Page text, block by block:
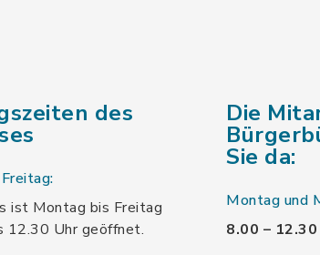
des
ist Montag bis Freitag
12.30 Uhr geöffnet.
Die
Sie da:
Montag und
8.00 –